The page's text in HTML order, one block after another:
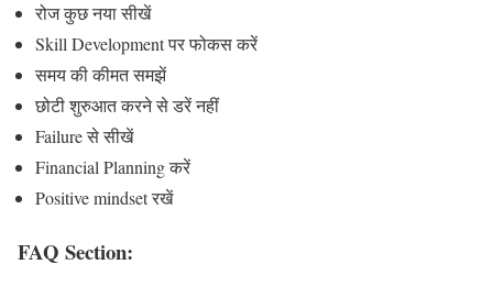
रोज कुछ नया सीखें
Skill Development पर फोकस करें
समय की कीमत समझें
छोटी शुरुआत करने से डरें नहीं
Failure से सीखें
Financial Planning करें
Positive mindset रखें
FAQ Section: